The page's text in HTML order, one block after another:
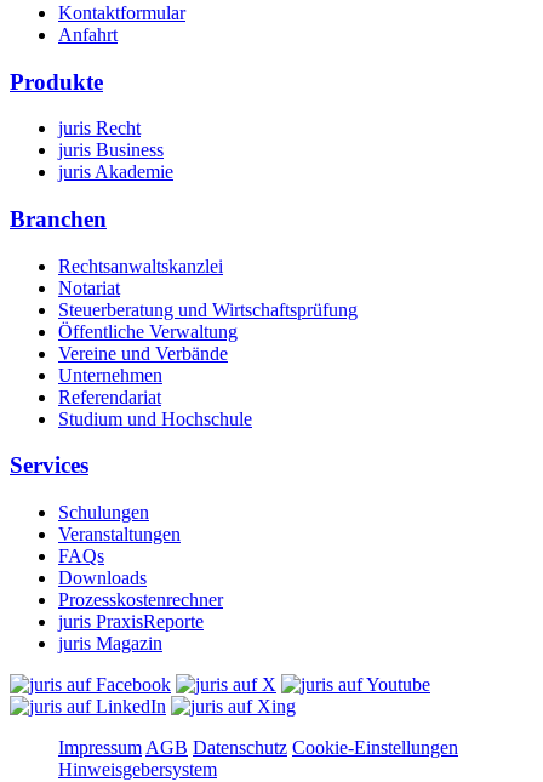
Kontaktformular
Anfahrt
Produkte
juris Recht
juris Business
juris Akademie
Branchen
Rechtsanwaltskanzlei
Notariat
Steuerberatung und Wirtschaftsprüfung
Öffentliche Verwaltung
Vereine und Verbände
Unternehmen
Referendariat
Studium und Hochschule
Services
Schulungen
Veranstaltungen
FAQs
Downloads
Prozesskostenrechner
juris PraxisReporte
juris Magazin
Impressum AGB Datenschutz Cookie-Einstellungen
Hinweisgebersystem